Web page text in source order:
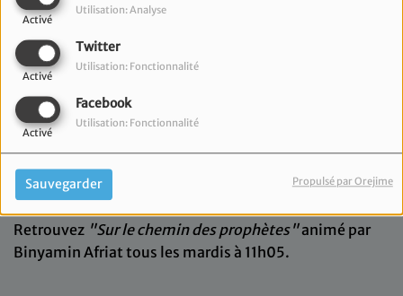
Activé
Utilisation: Analyse
Twitter
Activé
Utilisation: Fonctionnalité
Facebook
Activé
Utilisation: Fonctionnalité
Sauvegarder Propulsé par Orejime
MARDI, DE 11:05 À 11:30
Retrouvez "Sur le chemin des prophètes"animé par
Binyamin Afriat tous les mardis à 11h05.